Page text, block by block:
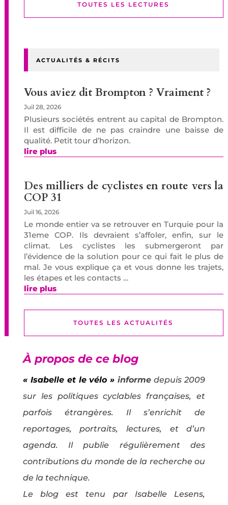
TOUTES LES LECTURES
ACTUALITÉS & RÉCITS
Vous aviez dit Brompton ? Vraiment ?
Juil 28, 2026
Plusieurs sociétés entrent au capital de Brompton.
Il est difficile de ne pas craindre une baisse de
qualité. Petit tour d’horizon.
lire plus
Des milliers de cyclistes en route vers la
COP 31
Juil 16, 2026
Le monde entier va se retrouver en Turquie pour la
31eme COP. Ils devraient s’affoler, enfin, sur le
climat. Les cyclistes les submergeront par
l’évidence de la solution pour ce qui fait le plus de
mal. Je vous explique ça et vous donne les trajets,
les étapes et les contacts …
lire plus
TOUTES LES ACTUALITÉS
À propos de ce blog
« Isabelle et le vélo » informe depuis 2009
sur les politiques cyclables françaises, et
parfois étrangères. Il s’enrichit de
reportages, portraits, lectures, et d’un
agenda. Il publie régulièrement des
contributions du monde de la recherche ou
de la technique.
Le blog est tenu par Isabelle Lesens,